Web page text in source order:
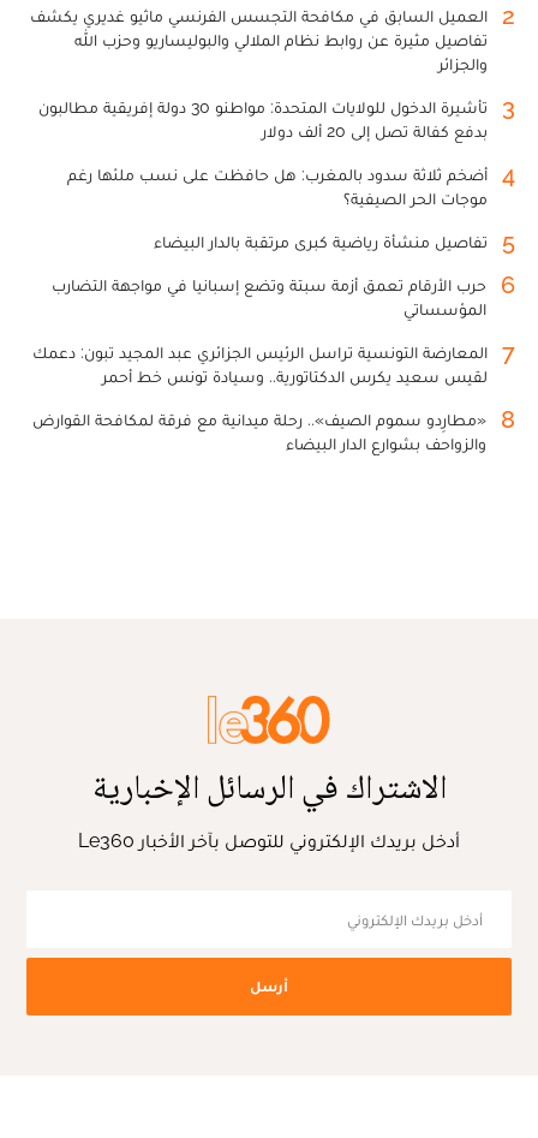
2
العميل السابق في مكافحة التجسس الفرنسي ماثيو غديري يكشف
تفاصيل مثيرة عن روابط نظام الملالي والبوليساريو وحزب الله
والجزائر
3
تأشيرة الدخول للولايات المتحدة: مواطنو 30 دولة إفريقية مطالبون
بدفع كفالة تصل إلى 20 ألف دولار
4
أضخم ثلاثة سدود بالمغرب: هل حافظت على نسب ملئها رغم
موجات الحر الصيفية؟
5 تفاصيل منشأة رياضية كبرى مرتقبة بالدار البيضاء
6
حرب الأرقام تعمق أزمة سبتة وتضع إسبانيا في مواجهة التضارب
المؤسساتي
7
المعارضة التونسية تراسل الرئيس الجزائري عبد المجيد تبون: دعمك
لقيس سعيد يكرس الدكتاتورية.. وسيادة تونس خط أحمر
8
«مطارِدو سموم الصيف».. رحلة ميدانية مع فرقة لمكافحة القوارض
والزواحف بشوارع الدار البيضاء
الاشتراك في الرسائل الإخبارية
أدخل بريدك الإلكتروني للتوصل بآخر الأخبار Le360
أرسل